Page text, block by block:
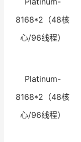
8168*2（48核
心/96线程）
Platinum-
8168*2（48核
心/96线程）